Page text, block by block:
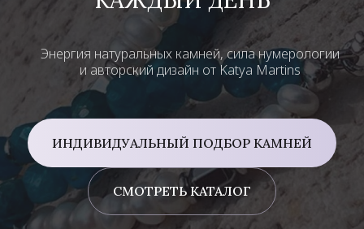
Энергия натуральных камней, сила нумерологии
и авторский дизайн от Katya Martins
ИНДИВИДУАЛЬНЫЙ ПОДБОР КАМНЕЙ
СМОТРЕТЬ КАТАЛОГ